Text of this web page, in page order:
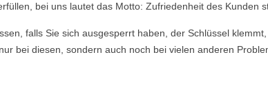
bei uns lautet das Motto: Zufriedenheit des Kunden
falls Sie sich ausgesperrt haben, der Schlüssel
bei diesen, sondern auch noch bei vielen anderen